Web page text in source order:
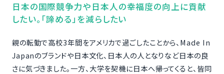
日本の国際競争力や日本人の幸福度の向上に貢献
したい。「諦める」を減らしたい
親の転勤で高校3年間をアメリカで過ごしたことから、Made In
Japanのブランドや日本文化、日本人の人となりなど日本の良
さに気づきました。一方、大学を契機に日本へ帰ってくると、皆同